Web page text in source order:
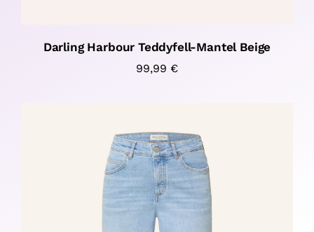
Darling Harbour Teddyfell-Mantel Beige
99,99 €